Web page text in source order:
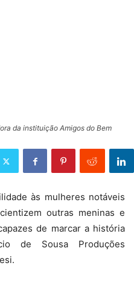
da instituição Amigos do Bem
às mulheres notáveis
outras meninas e
de marcar a história
de Sousa Produções